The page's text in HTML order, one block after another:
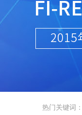
热门关键词：